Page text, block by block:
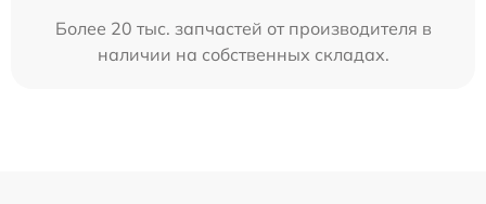
Более 20 тыс. запчастей от производителя в
наличии на собственных складах.